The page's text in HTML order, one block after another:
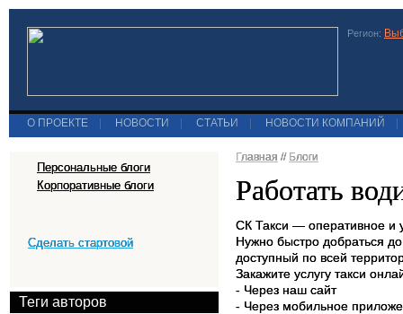
Регион:
О ПРОЕКТЕ НОВОСТИ СТАТЬИ НОВОСТИ КОМПАНИЙ
Персональные блоги
Корпоративные блоги
Сделать стартовой
Теги авторов
Главная // Блоги
Работать
СК Такси — оперативное и
Нужно быстро добраться
доступный по всей
Закажите услугу такси
- Через наш сайт
- Через мобильное